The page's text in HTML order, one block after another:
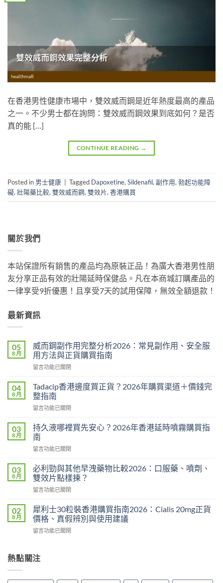
在香港男性健康市場中，雙效威而鋼是近年熱度最高的產品
之一。不少男士都在詢問：雙效威而鋼效果到底如何？是否
真的能 […]
CONTINUE READING →
Posted in 男士健康 Tagged Dapoxetine,Sildenafil,副作用,勃起功能障
礙,壯陽藥比較,雙效威而鋼,雙效片,香港購買
關於我們
本站保證所有銷售的產品均為原裝正品！為廣大香港男性朋
友分享正品有效的壯陽延時保健品。凡在本商城訂購產品的
一律享受9折優惠！且享受7天的試用保障，無效全額退款！
最新資訊
05
8 月
威而鋼副作用完整分析2026：常見副作用、安全服
用方法與正貨購買指南
在
而
鋼
副
作
完
整
分
析
常
見
作
安
全
服
法
與
貨
留言功能已關閉
04
8 月
Tadacip香港邊度買正貨？2026年購買渠道＋價錢完
整指南
在
香
港
邊
度
正
貨？
2026
年
買
渠
＋
完
留言功能已關閉
03
8 月
持久液哪裡買先安心？2026年香港延時噴霧購買指
南
在
久
液
哪
裡
先
安
心？
2026
港
留言功能已關閉
03
8 月
必利勁與其他早洩藥物比較2026：口服藥、噴劑、
雙效片點樣揀？
在
利
勁
與
其
洩
留言功能已關閉
02
8 月
犀利士30粒裝香港購買指南2026：Cialis 20mg正貨
價格、真假辨別與使用建議
在
士
30
裝
留言功能已關閉
熱點關注